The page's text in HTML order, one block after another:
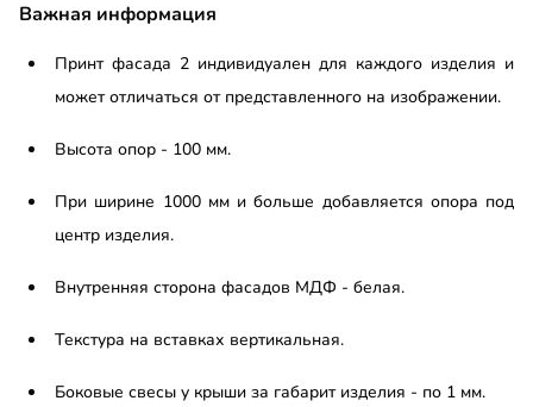
Важная информация
Принт фасада 2 индивидуален для каждого изделия и
может отличаться от представленного на изображении.
Высота опор - 100 мм.
При ширине 1000 мм и больше добавляется опора под
центр изделия.
Внутренняя сторона фасадов МДФ - белая.
Текстура на вставках вертикальная.
Боковые свесы у крыши за габарит изделия - по 1 мм.